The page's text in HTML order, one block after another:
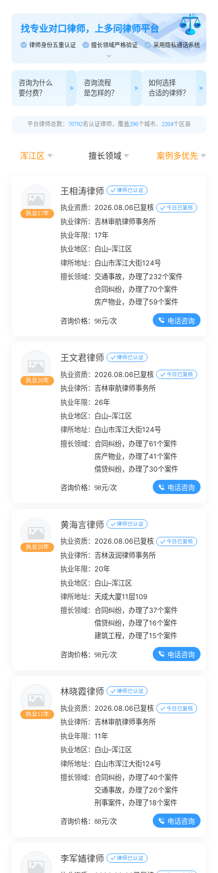
找专业对口律师，上多问律师平台
律师身份五重认证 擅长领域严格验证 采用隐私通话系统
咨询为什么
要付费？
咨询流程
是怎样的？
如何选择
合适的律师？
平台律师总数： 70792名认证律师，覆盖296个城市、 2204个区县
浑江区 擅长领域 案例多优先
执业17年
王相涛律师 律师已认证
执业资质： 2026.08.06已复核 今日已复核
执业律所： 吉林审航律师事务所
执业年限： 17年
执业地区：
白山–浑江区
律所地址：
白山市浑江大街124号
擅长领域： 交通事故，办理了232个案件
合同纠纷，办理了70个案件
房产物业，办理了59个案件
咨询价格：98元/次 电话咨询
执业26年
王文君律师 律师已认证
执业资质： 2026.08.06已复核 今日已复核
执业律所： 吉林审航律师事务所
执业年限： 26年
执业地区：
白山–浑江区
律所地址：
白山市浑江大街124号
擅长领域：合同纠纷，办理了61个案件
房产物业，办理了41个案件
借贷纠纷，办理了30个案件
咨询价格：98元/次 电话咨询
执业20年
黄海言律师 律师已认证
执业资质： 2026.08.06已复核 今日已复核
执业律所： 吉林汲润律师事务所
执业年限： 20年
执业地区：
白山–浑江区
律所地址： 天成大厦11层109
擅长领域：合同纠纷，办理了37个案件
借贷纠纷，办理了16个案件
建筑工程，办理了15个案件
咨询价格：98元/次 电话咨询
执业11年
林晓霞律师 律师已认证
执业资质： 2026.08.06已复核 今日已复核
执业律所： 吉林审航律师事务所
执业年限： 11年
执业地区：
白山–浑江区
律所地址：
白山市浑江大街124号
擅长领域：合同纠纷，办理了40个案件
交通事故，办理了26个案件
刑事案件，办理了18个案件
咨询价格：88元/次 电话咨询
李军嫱律师 律师已认证